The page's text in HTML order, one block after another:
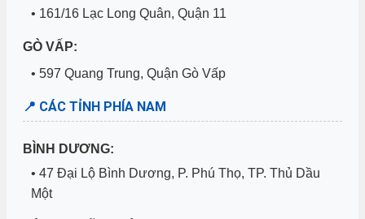
• 161/16 Lạc Long Quân, Quận 11
GÒ VẤP:
• 597 Quang Trung, Quận Gò Vấp
📍 CÁC TỈNH PHÍA NAM
BÌNH DƯƠNG:
• 47 Đại Lộ Bình Dương, P. Phú Thọ, TP. Thủ Dầu
Một